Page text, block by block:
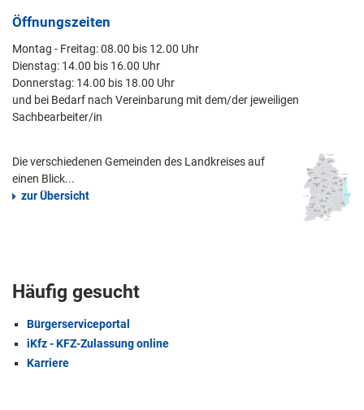
Öffnungszeiten
Montag - Freitag: 08.00 bis 12.00 Uhr
Dienstag: 14.00 bis 16.00 Uhr
Donnerstag: 14.00 bis 18.00 Uhr
und bei Bedarf nach Vereinbarung mit dem/der jeweiligen
Sachbearbeiter/in
Die verschiedenen Gemeinden des Landkreises auf
einen Blick...
zur Übersicht
Häufig gesucht
Bürgerserviceportal
iKfz - KFZ-Zulassung online
Karriere